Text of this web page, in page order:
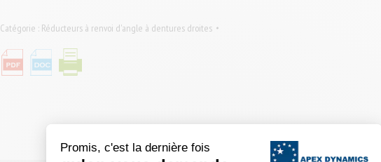
Catégorie : Réducteurs à renvoi d'angle à dentures droites